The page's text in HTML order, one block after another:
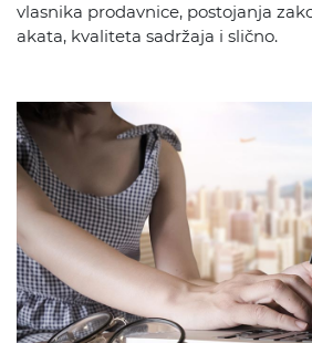
vlasnika prodavnice, postojanja
akata, kvaliteta sadržaja i slično.